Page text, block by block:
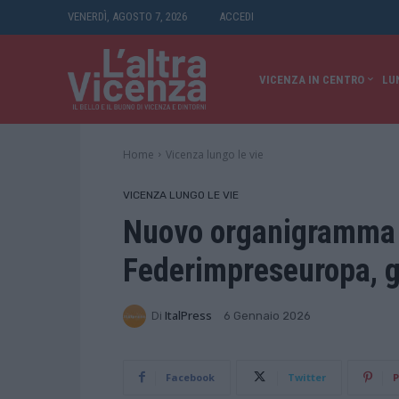
VENERDÌ, AGOSTO 7, 2026 ACCEDI
VICENZA IN CENTRO
Home Vicenza lungo le vie
VICENZA LUNGO LE VIE
Nuovo
Federimpreseuropa,
Di ItalPress 6 Gennaio 2026
Facebook Twitter